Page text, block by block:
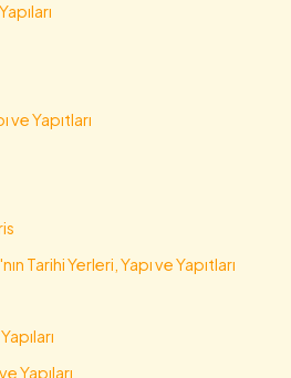
ve Yapıtları
Tarihi Yerleri, Yapı ve Yapıtları
Yapıları